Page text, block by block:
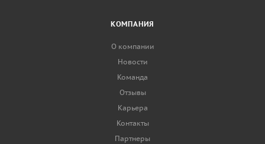
КОМПАНИЯ
О компании
Новости
Команда
Отзывы
Карьера
Контакты
Партнеры